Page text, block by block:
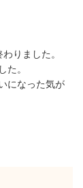
りました。
た。
になった気が